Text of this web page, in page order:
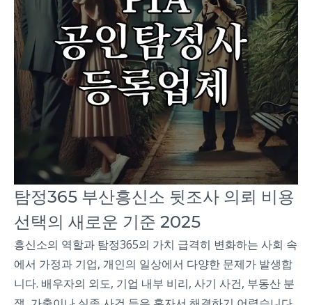
탐정365 부산흥신소 뒷조사 의뢰 비용
선택의 새로운 기준 2025
흥신소의 역할과 탐정365의 가치 급격히 변화하는 사회 속
에서 가정과 기업, 개인의 일상에서 다양한 문제가 발생합
니다. 배우자의 외도, 기업 내부 비리, 사기 사건, 부동산 분